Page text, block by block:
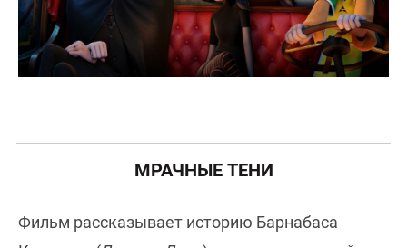
МРАЧНЫЕ ТЕНИ
Фильм рассказывает историю Барнабаса